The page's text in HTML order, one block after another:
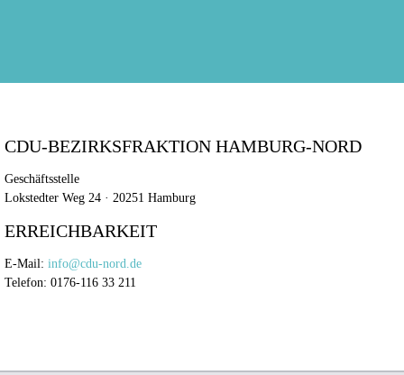
CDU-BEZIRKSFRAKTION HAMBURG-NORD
Geschäftsstelle
Lokstedter Weg 24 · 20251 Hamburg
ERREICHBARKEIT
E-Mail: info@cdu-nord.de
Telefon: 0176-116 33 211